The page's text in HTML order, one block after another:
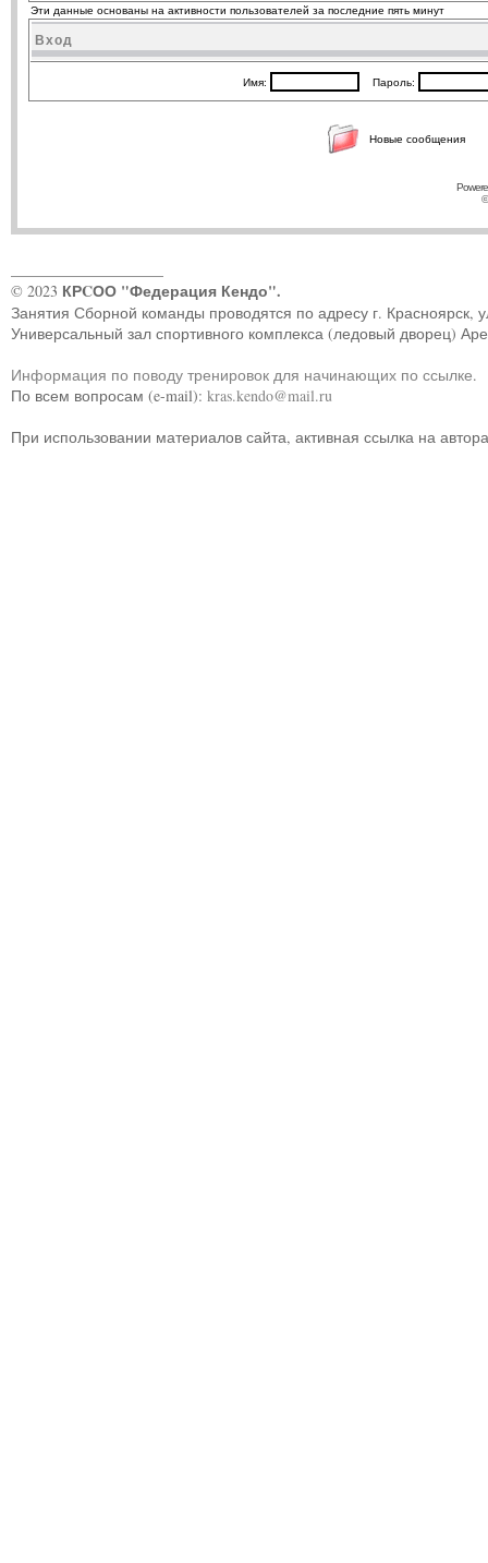
Эти данные основаны на активности пользователей за последние пять минут
Вход
Имя: Пароль:
Новые сообщения
© 2023 КРCОО "Федерация Кендо".
Занятия Сборной команды проводятся по адресу г. Красноярск,
Универсальный зал спортивного комплекса (ледовый дворец)
Информация по поводу тренировок для начинающих по ссылке.
По всем вопросам (e-mail): kras.kendo@mail.ru
При использовании материалов сайта, активная ссылка на